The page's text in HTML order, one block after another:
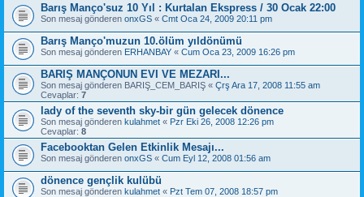
Barış Manço'suz 10 Yıl : Kurtalan Ekspress / 30 Ocak 22:00
Son mesaj gönderen onxGS « Cmt Oca 24, 2009 20:11 pm
Barış Manço'muzun 10.ölüm yıldönümü
Son mesaj gönderen ERHANBAY « Cum Oca 23, 2009 16:26 pm
BARIŞ MANÇONUN EVI VE MEZARI...
Son mesaj gönderen BARIŞ_CEM_BARIŞ « Çrş Ara 17, 2008 11:55 am
Cevaplar: 7
lady of the seventh sky-bir gün gelecek dönence
Son mesaj gönderen kulahmet « Pzr Eki 26, 2008 12:26 pm
Cevaplar: 8
Facebooktan Gelen Etkinlik Mesajı...
Son mesaj gönderen onxGS « Cum Eyl 12, 2008 01:56 am
dönence gençlik kulübü
Son mesaj gönderen kulahmet « Pzt Tem 07, 2008 18:57 pm